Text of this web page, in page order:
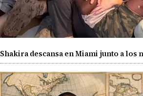
Shakira descansa en Miami junto a los